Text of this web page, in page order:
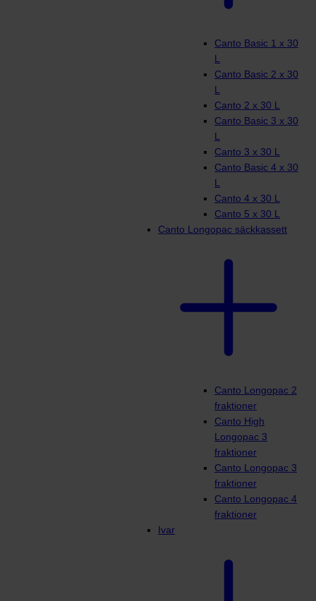
Canto Basic 1 x 30
L
Canto Basic 2 x 30
L
Canto 2 x 30 L
Canto Basic 3 x 30
L
Canto 3 x 30 L
Canto Basic 4 x 30
L
Canto 4 x 30 L
Canto 5 x 30 L
Canto Longopac säckkassett
Canto Longopac 2
fraktioner
Canto High
Longopac 3
fraktioner
Canto Longopac 3
fraktioner
Canto Longopac 4
fraktioner
Ivar